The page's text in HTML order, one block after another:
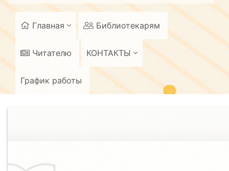
Главная Библиотекарям
Читателю КОНТАКТЫ
График работы